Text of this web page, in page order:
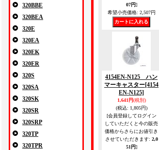
320BBE
320BEA
320E
320EA
320EK
320ER
320S
320SA
320SK
320SR
320SRP
320TP
320TPR
07円]
希望小売価格: 2,507円
4154EN-N125 ハン
マーキャスター[4154
EN-N125]
1,641円(税別)
(税込: 1,805円)
[会員登録してログイン
していただくと今の販売
価格からさらにお値引き
させていただきます: 2,0
51円]